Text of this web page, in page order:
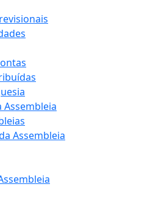
Assembleia
Assembleia